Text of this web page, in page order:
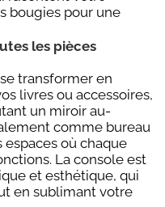
bougies pour une
les pièces
transformer en
livres ou accessoires,
un miroir au-
comme bureau
espaces où chaque
La console est
et esthétique, qui
en sublimant votre